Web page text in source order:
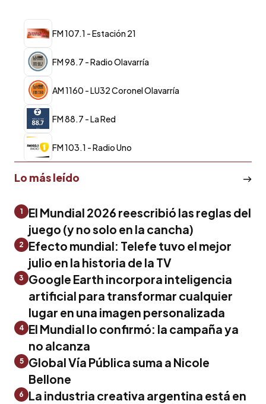
FM 107.1 - Estación 21
FM 98.7 - Radio Olavarría
AM 1160 - LU32 Coronel Olavarría
FM 88.7 - La Red
FM 103.1 - Radio Uno
Lo más leído
1
El Mundial 2026 reescribió las reglas del
juego (y no solo en la cancha)
2
Efecto mundial: Telefe tuvo el mejor
julio en la historia de la TV
3
Google Earth incorpora inteligencia
artificial para transformar cualquier
lugar en una imagen personalizada
4 El Mundial lo confirmó: la campaña ya
no alcanza
5
Global Vía Pública suma a Nicole
Bellone
6
La industria creativa argentina está en